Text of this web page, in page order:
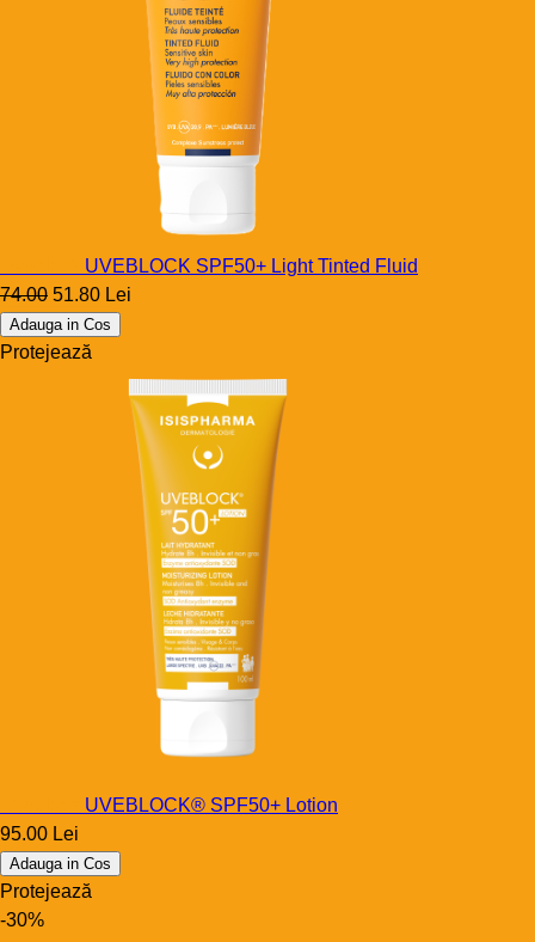
UVEBLOCK SPF50+ Light Tinted Fluid
74.00 51.80 Lei
Adauga in Cos
Protejează
UVEBLOCK® SPF50+ Lotion
95.00 Lei
Adauga in Cos
Protejează
-30%